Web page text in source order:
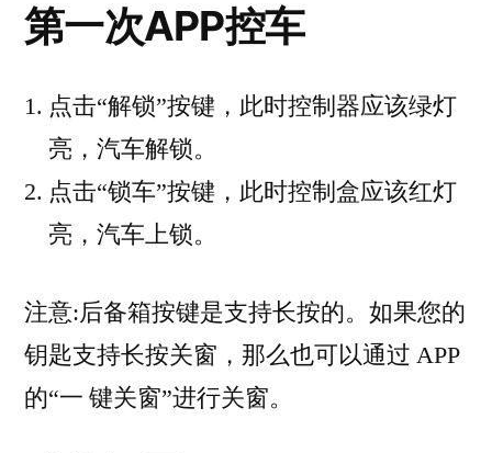
第一次APP控车
点击“解锁”按键，此时控制器应该绿灯
亮，汽车解锁。
点击“锁车”按键，此时控制盒应该红灯
亮，汽车上锁。
注意:后备箱按键是支持长按的。如果您的
钥匙支持长按关窗，那么也可以通过 APP
的“一 键关窗”进行关窗。